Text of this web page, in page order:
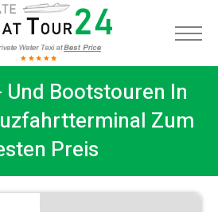
Bootstouren In
Zum
Preis